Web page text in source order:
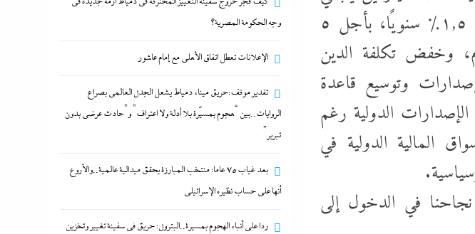
تعادل نحو نصف مليار دولار، بتسعير متميز للعائد الدوري بمعدل ١,٥٪ سنويًا، بأجل ٥
وخفض تكلفة الدين
وتوسيع قاعدة
الدولية رغم
المالية الدولية في
في الدخول إلى
وجه الحكومة المصرية؟
الإعلانات تعطل اتفاق الأهلى مع إمام عاشور
تقدير موقف:حريق ميناء دمياط يشعل الجدل العالمي بصراع
الروايات..بين “هجوم بمسيّرة بلا أدلة ولا اعتراف” و”حادث عرضي بدون
تبرير”
بعد غياب 75 عاما: منتخب المبارزة يحقق ميدالية عالمية..والأروع
أنها على حساب نظيره الإسرائيلي
ردا على أنباء الهجوم بمسيرة..البترول: حريق في سفينة تغيير وتخزين